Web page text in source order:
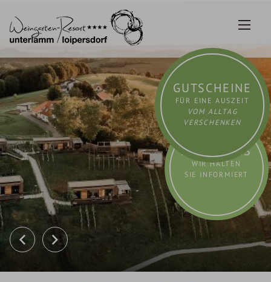
Inhalt
springen
GUTSCHEINE
FÜR EINE AUSZEIT
VOM ALLTAG
VERSCHENKEN
AKTUELLES
WIR HALTEN
SIE INFORMIERT